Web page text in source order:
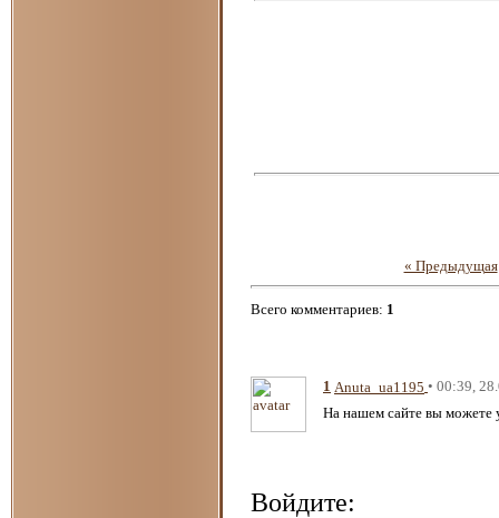
« Предыдущая
Всего комментариев: 1
1 Anuta_ua1195 • 00:39,
На нашем сайте вы можете
Войдите: